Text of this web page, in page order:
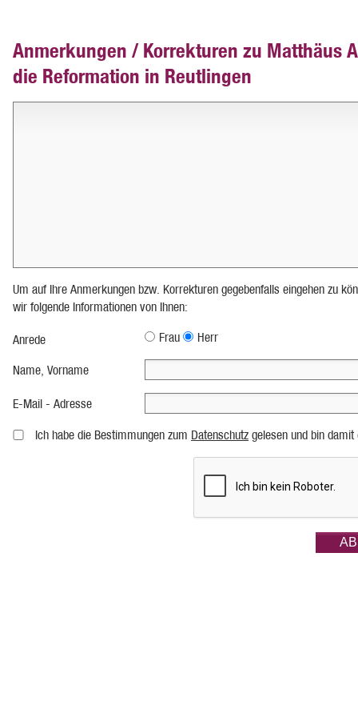
Anmerkungen / Korrekturen zu Matthäus
die Reformation in Reutlingen
Um auf Ihre Anmerkungen bzw. Korrekturen gegebenfalls eingehen zu
wir folgende Informationen von Ihnen:
Anrede Frau Herr
Name, Vorname
E-Mail - Adresse
Ich habe die Bestimmungen zum Datenschutz gelesen und bin